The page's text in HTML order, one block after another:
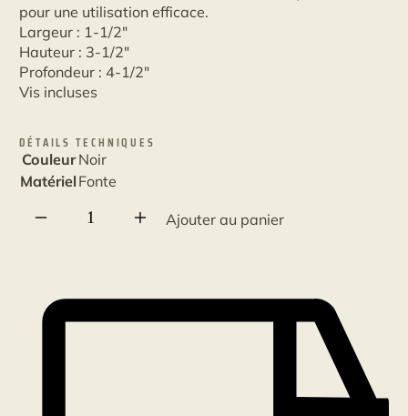
pour une utilisation efficace.
Largeur : 1-1/2"
Hauteur : 3-1/2"
Profondeur : 4-1/2"
Vis incluses
DÉTAILS TECHNIQUES
Couleur Noir
Matériel Fonte
quantité
fonte
Ajouter au panier